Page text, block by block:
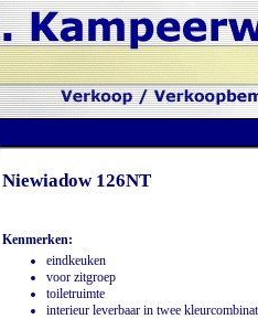
Niewiadow 126NT
Kenmerken:
eindkeuken
voor zitgroep
toiletruimte
interieur leverbaar in twee